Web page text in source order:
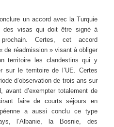
un accord avec la Turquie
des visas qui doit être signé à
Certes, cet accord
de réadmission » visant à obliger
territoire les clandestins qui y
sur le territoire de l’UE. Certes
d’observation de trois ans sur
avant d’exempter totalement de
faire de courts séjours en
a aussi conclu ce type
l’Albanie, la Bosnie, des